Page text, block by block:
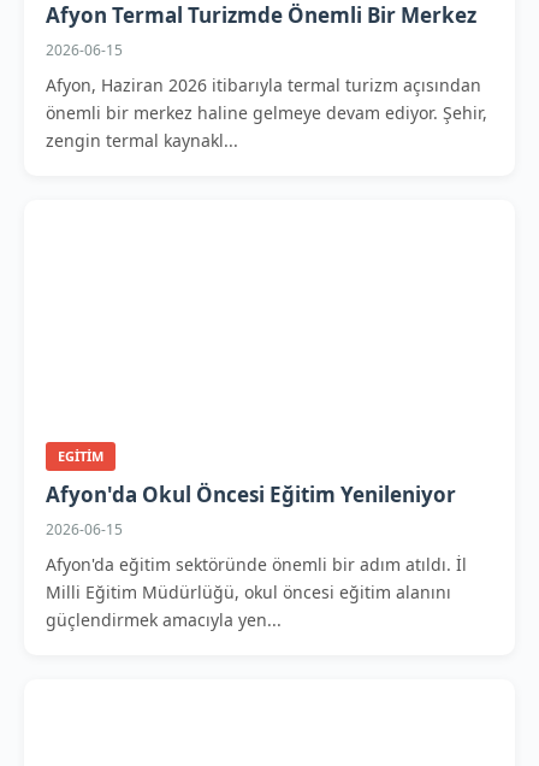
Afyon Termal Turizmde Önemli Bir Merkez
2026-06-15
Afyon, Haziran 2026 itibarıyla termal turizm açısından
önemli bir merkez haline gelmeye devam ediyor. Şehir,
zengin termal kaynakl...
EGITIM
Afyon'da Okul Öncesi Eğitim Yenileniyor
2026-06-15
Afyon'da eğitim sektöründe önemli bir adım atıldı. İl
Milli Eğitim Müdürlüğü, okul öncesi eğitim alanını
güçlendirmek amacıyla yen...